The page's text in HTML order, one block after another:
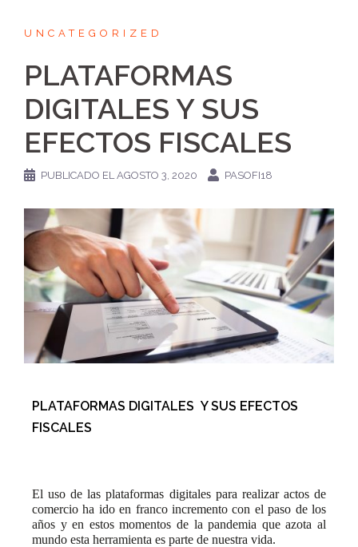
UNCATEGORIZED
PLATAFORMAS
DIGITALES Y SUS
EFECTOS FISCALES
PUBLICADO ELAGOSTO 3, 2020 PASOFI18
PLATAFORMAS DIGITALES Y SUS EFECTOS
FISCALES
El uso de las plataformas digitales para realizar actos de
comercio ha ido en franco incremento con el paso de los
años y en estos momentos de la pandemia que azota al
mundo esta herramienta es parte de nuestra vida.